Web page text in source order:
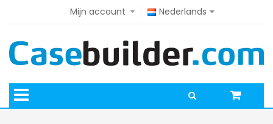
Nederlands
Mijn account